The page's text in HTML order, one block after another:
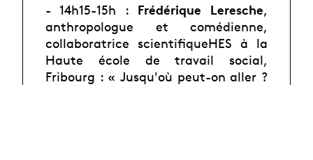
- 14h15-15h : Frédérique Leresche,
anthropologue et comédienne,
collaboratrice scientifiqueHES à la
Haute école de travail social,
Fribourg : « Jusqu'où peut-on aller ?